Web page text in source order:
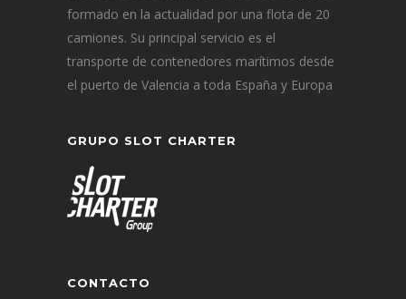
formado en la actualidad por una flota de 20
camiones. Su principal servicio es el
transporte de contenedores marítimos desde
el puerto de Valencia a toda España y Europa
GRUPO SLOT CHARTER
CONTACTO